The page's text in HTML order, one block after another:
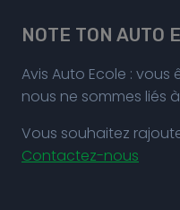
NOTE TON AUTO
Avis Auto Ecole :
nous ne sommes liés
Vous souhaitez
Contactez-nous